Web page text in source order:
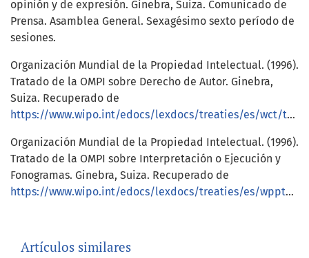
opinión y de expresión. Ginebra, Suiza. Comunicado de
Prensa. Asamblea General. Sexagésimo sexto período de
sesiones.
Organización Mundial de la Propiedad Intelectual. (1996).
Tratado de la OMPI sobre Derecho de Autor. Ginebra,
Suiza. Recuperado de
https://www.wipo.int/edocs/lexdocs/treaties/es/wct/trt_wct_001es.pdf
Organización Mundial de la Propiedad Intelectual. (1996).
Tratado de la OMPI sobre Interpretación o Ejecución y
Fonogramas. Ginebra, Suiza. Recuperado de
https://www.wipo.int/edocs/lexdocs/treaties/es/wppt/trt_wppt_001es.pdf
Artículos similares